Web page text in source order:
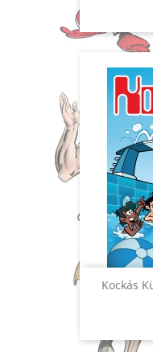
Kockás